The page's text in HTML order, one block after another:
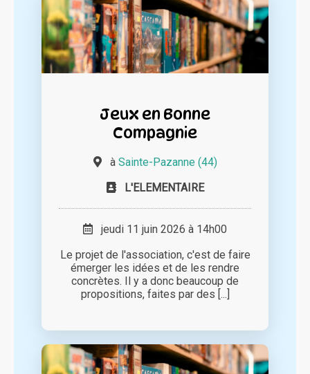
Jeux en Bonne
Compagnie
à Sainte-Pazanne (44)
L'ELEMENTAIRE
jeudi 11 juin 2026 à 14h00
Le projet de l'association, c'est de faire
émerger les idées et de les rendre
concrètes. Il y a donc beaucoup de
propositions, faites par des [...]